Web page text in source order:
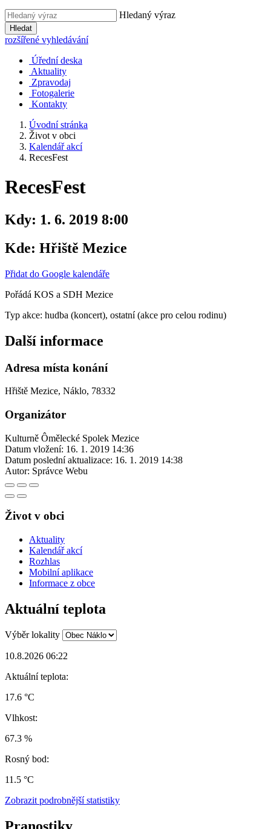
Hledaný výraz
Hledat
rozšířené vyhledávání
Úřední deska
Aktuality
Zpravodaj
Fotogalerie
Kontakty
Úvodní stránka
Život v obci
Kalendář akcí
RecesFest
RecesFest
Kdy: 1. 6. 2019 8:00
Kde: Hřiště Mezice
Přidat do Google kalendáře
Pořádá KOS a SDH Mezice
Typ akce: hudba (koncert), ostatní (akce pro celou rodinu)
Další informace
Adresa místa konání
Hřiště Mezice, Náklo, 78332
Organizátor
Kulturně Ômělecké Spolek Mezice
Datum vložení: 16. 1. 2019 14:36
Datum poslední aktualizace: 16. 1. 2019 14:38
Autor: Správce Webu
Život v obci
Aktuality
Kalendář akcí
Rozhlas
Mobilní aplikace
Informace z obce
Aktuální teplota
Výběr lokality
10.8.2026 06:22
Aktuální teplota:
17.6 °C
Vlhkost:
67.3 %
Rosný bod:
11.5 °C
Zobrazit podrobnější statistiky